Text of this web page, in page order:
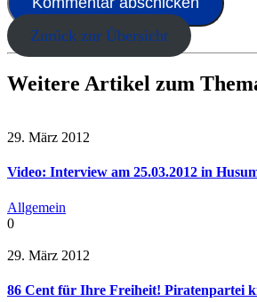
Zurück zur Übersicht
Weitere Artikel zum
29. März 2012
Video: Interview am 25.03.2012 in
Allgemein
0
29. März 2012
86 Cent für Ihre Freiheit! Piratenpartei